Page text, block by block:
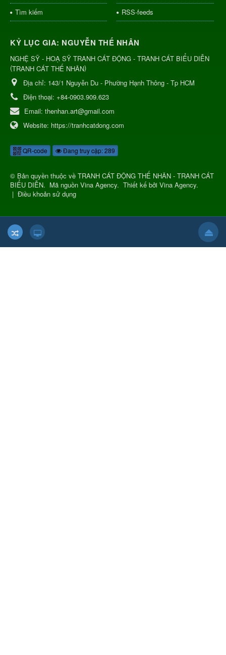
Tìm kiếm
RSS-feeds
KỶ LỤC GIA: NGUYỄN THẾ NHÂN
NGHỆ SỸ - HOẠ SỸ TRANH CÁT ĐỘNG - TRANH CÁT BIỂU DIỄN
(TRANH CÁT THẾ NHÂN)
Địa chỉ: 143/1 Nguyễn Du - Phường Hạnh Thông - Tp HCM
Điện thoại: +84-0903.909.623
Email: thenhan.art@gmail.com
Website: https://tranhcatdong.com
QR-code Đang truy cập: 289
© Bản quyền thuộc về TRANH CÁT ĐỘNG THẾ NHÂN - TRANH CÁT
BIỂU DIỄN. Mã nguồn Vina Agency. Thiết kế bởi Vina Agency.
| Điều khoản sử dụng